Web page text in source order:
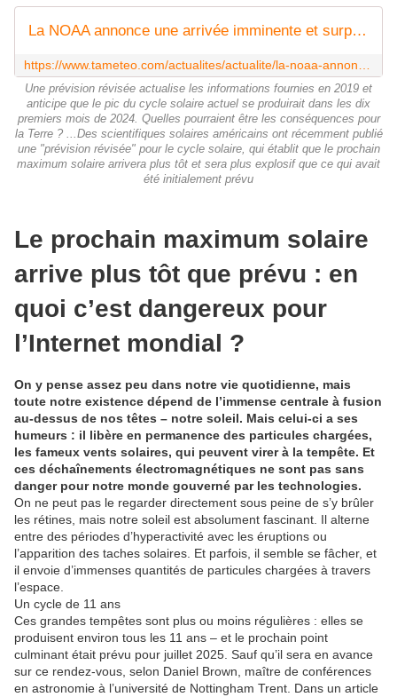
La NOAA annonce une arrivée imminente et surpuissante du pic du cycle solaire 25 ! Quelles conséquences pour la Terre ?
Une prévision révisée actualise les informations fournies en 2019 et
anticipe que le pic du cycle solaire actuel se produirait dans les dix
premiers mois de 2024. Quelles pourraient être les conséquences pour
la Terre ? ...Des scientifiques solaires américains ont récemment publié
une "prévision révisée" pour le cycle solaire, qui établit que le prochain
maximum solaire arrivera plus tôt et sera plus explosif que ce qui avait
été initialement prévu
Le prochain maximum solaire
arrive plus tôt que prévu : en
quoi c’est dangereux pour
l’Internet mondial ?
On y pense assez peu dans notre vie quotidienne, mais
toute notre existence dépend de l’immense centrale à fusion
au-dessus de nos têtes – notre soleil. Mais celui-ci a ses
humeurs : il libère en permanence des particules chargées,
les fameux vents solaires, qui peuvent virer à la tempête. Et
ces déchaînements électromagnétiques ne sont pas sans
danger pour notre monde gouverné par les technologies.
On ne peut pas le regarder directement sous peine de s’y brûler
les rétines, mais notre soleil est absolument fascinant. Il alterne
entre des périodes d’hyperactivité avec les éruptions ou
l’apparition des taches solaires. Et parfois, il semble se fâcher, et
il envoie d’immenses quantités de particules chargées à travers
l’espace.
Un cycle de 11 ans
Ces grandes tempêtes sont plus ou moins régulières : elles se
produisent environ tous les 11 ans – et le prochain point
culminant était prévu pour juillet 2025. Sauf qu’il sera en avance
sur ce rendez-vous, selon Daniel Brown, maître de conférences
en astronomie à l’université de Nottingham Trent. Dans un article